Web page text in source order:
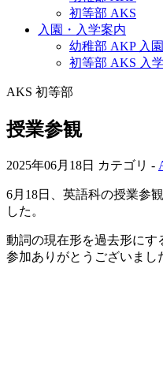
初等部 AKS
入園・入学案内
幼稚部 AKP 入
初等部 AKS 入
AKS 初等部
授業参観
2025年06月18日 カテゴリ -
6月18日、英語科の授業参
した。
動詞の現在形を過去形に
参加ありがとうございまし